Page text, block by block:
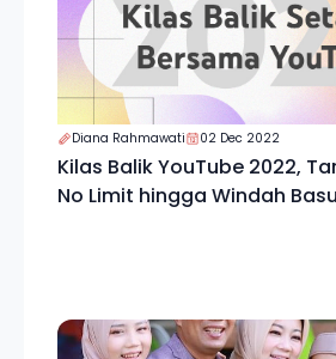
Diana Rahmawati 02 Dec 2022
Kilas Balik YouTube 2022,
No Limit hingga Windah